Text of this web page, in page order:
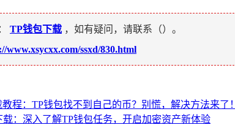
TP钱包下载 ，如有疑问，请联系（）。
www.xsycxx.com/ssxd/830.html
程：TP钱包找不到自己的币？别慌，解决方法来了！
载：深入了解TP钱包任务，开启加密资产新体验